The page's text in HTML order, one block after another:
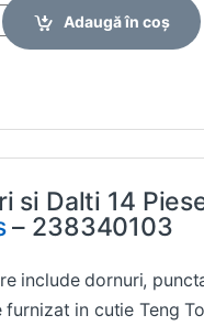
Adaugă în coș
si Dalti 14
– 238340103
include dornuri,
furnizat in cutie Teng